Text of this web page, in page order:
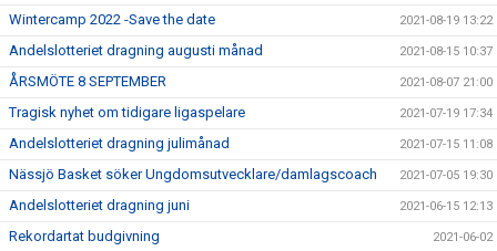
Wintercamp 2022 -Save the date 2021-08-19 13:22
Andelslotteriet dragning augusti månad 2021-08-15 10:37
ÅRSMÖTE 8 SEPTEMBER 2021-08-07 21:00
Tragisk nyhet om tidigare ligaspelare 2021-07-19 17:34
Andelslotteriet dragning julimånad 2021-07-15 11:08
Nässjö Basket söker Ungdomsutvecklare/damlagscoach 2021-07-05 19:30
Andelslotteriet dragning juni 2021-06-15 12:13
Rekordartat budgivning 2021-06-02